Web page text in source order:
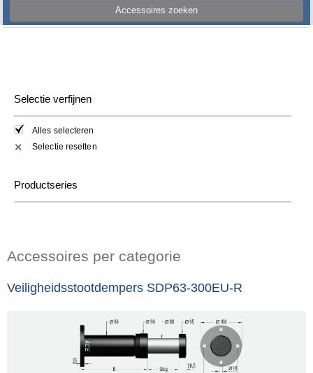
Accessoires zoeken
Selectie verfijnen
Alles selecteren
✕ Selectie resetten
Productseries
Accessoires per categorie
Veiligheidsstootdempers SDP63-300EU-R